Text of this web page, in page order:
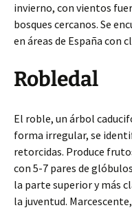
invierno, con vientos
bosques cercanos. Se
en áreas de España con
Robledal
El roble, un árbol
forma irregular, se
retorcidas. Produce
con 5-7 pares de
la parte superior y más
la juventud.